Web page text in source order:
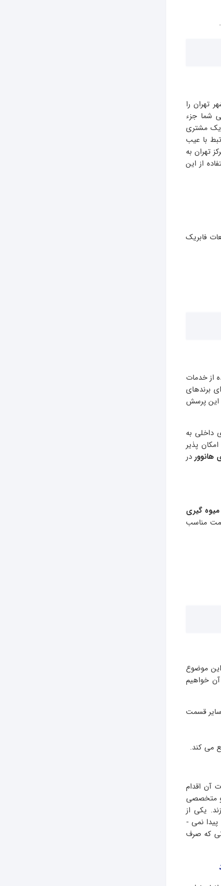
تهران را
شما جزء
یک مشتری
با عیب
تهران به
از این
فابریک
از خدمات
برندهای
این پرسش
داخلی به
پذیر
هانووردر
گیری
مناسب
این موضوع
خواهیم
قسمت
می کند.
آن اقدام
و متخصصی
یکی از
نمی
که صرف